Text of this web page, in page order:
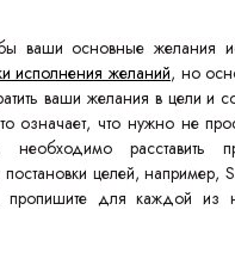
ваши основные желания
исполнения желаний, но
ваши желания в цели и
означает, что нужно не
необходимо расставить
постановки целей, например,
пропишите для каждой из